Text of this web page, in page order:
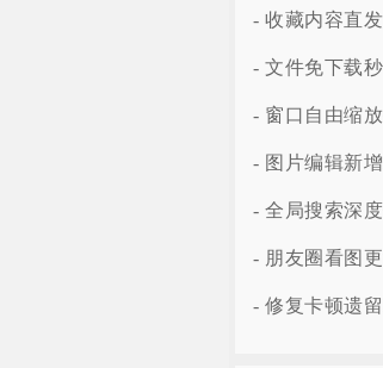
- 收藏内容直
- 文件免下载
- 窗口自由缩
- 图片编辑新
- 全局搜索深
- 朋友圈看图
- 修复卡顿遗